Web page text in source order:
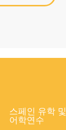
스페인 유학 및
어학연수